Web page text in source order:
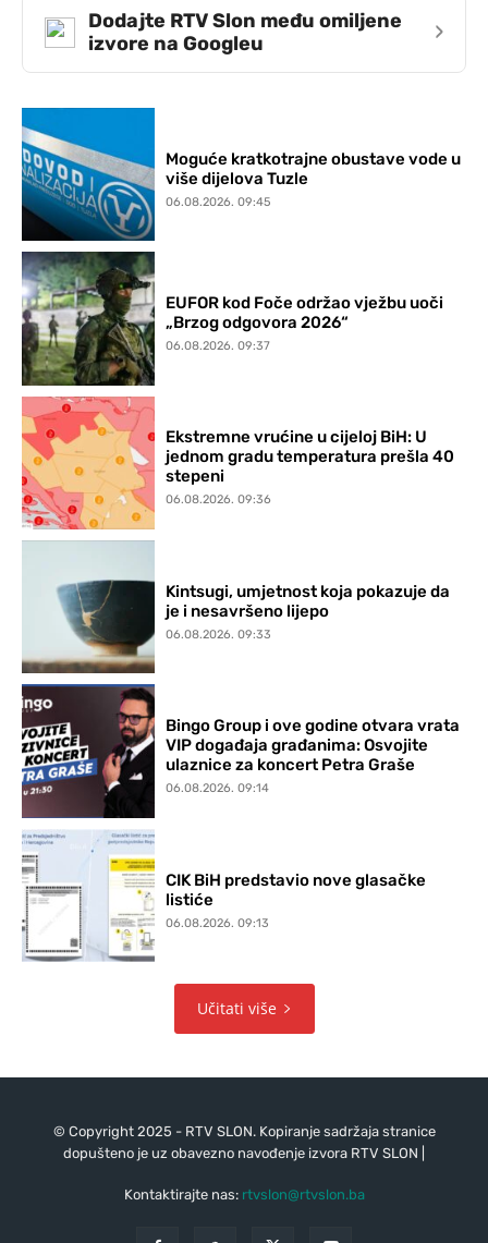
Dodajte RTV Slon među omiljene
izvore na Googleu
›
Moguće kratkotrajne obustave vode u
više dijelova Tuzle
06.08.2026. 09:45
EUFOR kod Foče održao vježbu uoči
„Brzog odgovora 2026“
06.08.2026. 09:37
Ekstremne vrućine u cijeloj BiH: U
jednom gradu temperatura prešla 40
stepeni
06.08.2026. 09:36
Kintsugi, umjetnost koja pokazuje da
je i nesavršeno lijepo
06.08.2026. 09:33
Bingo Group i ove godine otvara vrata
VIP događaja građanima: Osvojite
ulaznice za koncert Petra Graše
06.08.2026. 09:14
CIK BiH predstavio nove glasačke
listiće
06.08.2026. 09:13
Učitati više
© Copyright 2025 - RTV SLON. Kopiranje sadržaja stranice
dopušteno je uz obavezno navođenje izvora RTV SLON |
Kontaktirajte nas: rtvslon@rtvslon.ba